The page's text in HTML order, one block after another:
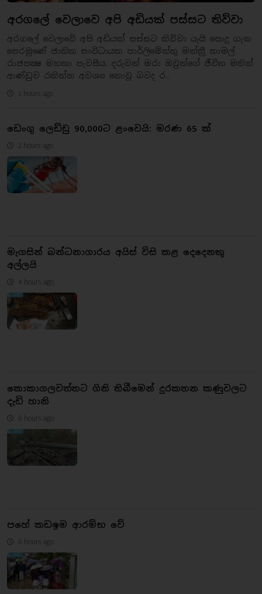
අරගලේ වෙලාවෙ අපි අඩියක් පස්සට තිව්වා
අරගලේ වෙලාවේ අපි අඩියක් පස්සට කිව්වා යැයි පොදු ගැන
පෙරමුණේ ජාතික සංවිධායක පාර්ලිමේන්තු මන්ත්‍රී නාමල්
රාජපක්‍ෂ මහතා පැවසීය. දරුවන් මරා ඔවුන්ගේ ජීවිත මතින්
ආණ්ඩුව රකින්න අවශ්‍ය නොවූ බවද ර..
2 hours ago
ඩෙංගු ලෙඩ්ඩු 90,000ට ළංවෙයි: මරණ 65 ක්
2 hours ago
මැගසින් බන්ධනාගාරය අයිස් විසි කළ දෙදෙනකු
අල්ලයි
4 hours ago
කොකාගලවත්තට ගිනි තිබීමෙන් දුරකතන කණුවලට
දැඩි හානි
6 hours ago
පහේ කඩඉම ආරම්භ වේ
6 hours ago